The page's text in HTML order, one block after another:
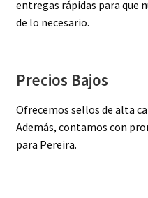
entregas rápidas para que
de lo necesario.
Precios Bajos
Ofrecemos sellos de alta
Además, contamos con
para Pereira.